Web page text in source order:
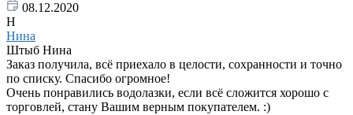
08.12.2020
Н
Нина
Штыб Нина
Заказ получила, всё приехало в целости, сохранности и точно
по списку. Спасибо огромное!
Очень понравились водолазки, если всё сложится хорошо с
торговлей, стану Вашим верным покупателем. :)